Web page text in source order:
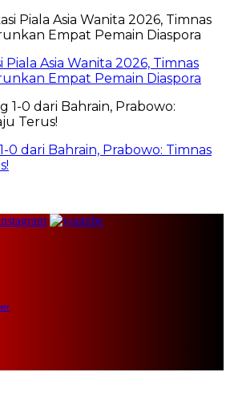
Asia Wanita 2026, Timnas
Empat Pemain Diaspora
0 dari Bahrain, Prabowo: Timnas